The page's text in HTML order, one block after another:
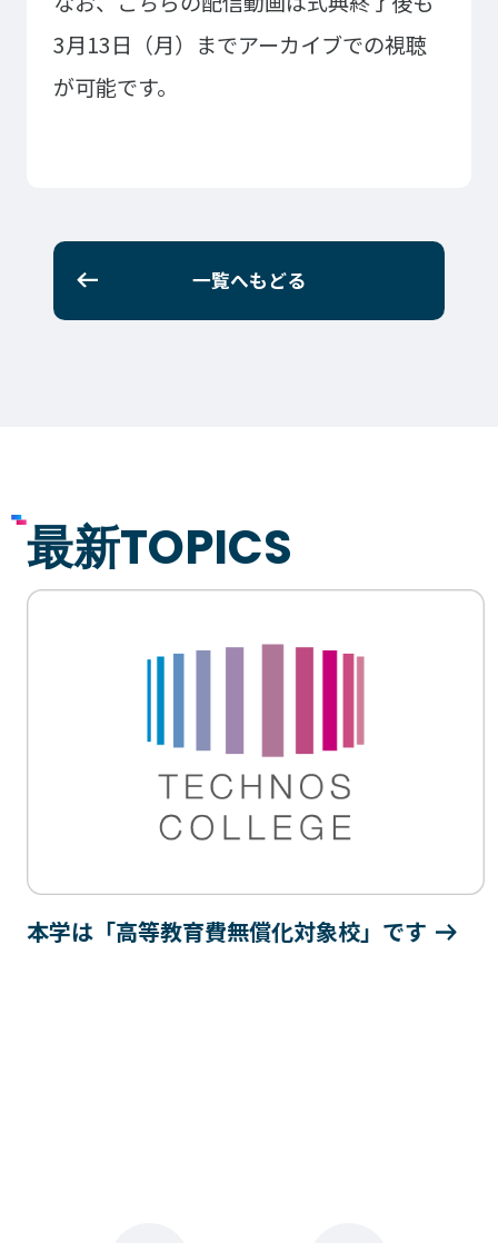
キャンパスマップ
校外施設
学生寮・マンション
学費・教材費
奨学金・奨励金
外国人留学生入学のご案内
プライバシーポリシー サイトマップ
3月13日（月）までアーカイブでの視聴
が可能です。
一覧へもどる
最新TOPICS
本学は「高等教育費無償化対象校」です